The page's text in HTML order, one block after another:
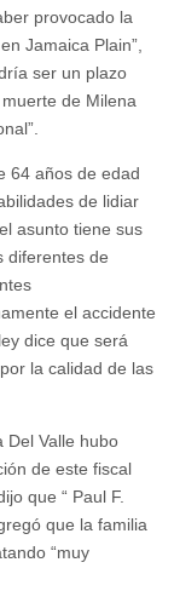
provocado la
Jamaica Plain”,
ser un plazo
de Milena
64 años de edad
de lidiar
asunto tiene sus
diferentes de
el accidente
dice que será
la calidad de las
Del Valle hubo
de este fiscal
que “ Paul F.
que la familia
“muy